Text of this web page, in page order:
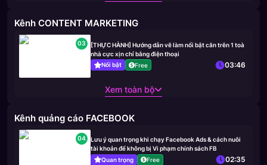
Kênh CONTENT MARKETING
03
[THỰC HÀNH] Hướng dẫn vẽ làm nổi bật căn trên 1 toà
nhà cực xịn chỉ bằng điện thoại
Nổi bật
Free 03:46
Xem toàn bộ
Kênh quảng cáo FACEBOOK
04
Lưu ý quan trọng khi chạy Facebook Ads & cách nuôi
tài khoản để không bị Vi phạm chính sách FB
Quan trọng
Free 02:35